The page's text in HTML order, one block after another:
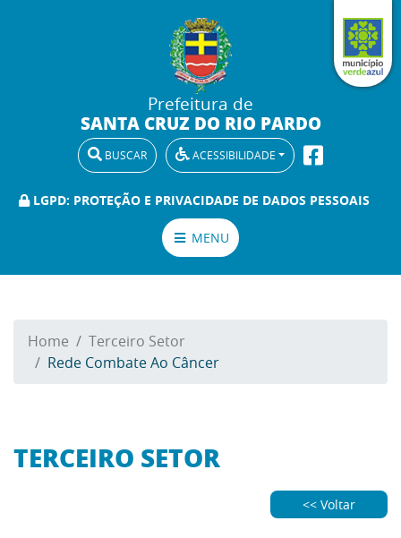
Prefeitura de
SANTA CRUZ DO RIO PARDO
BUSCAR ACESSIBILIDADE
LGPD: PROTEÇÃO E PRIVACIDADE DE DADOS PESSOAIS
MENU
Home
Terceiro Setor
Rede Combate Ao Câncer
TERCEIRO SETOR
<< Voltar